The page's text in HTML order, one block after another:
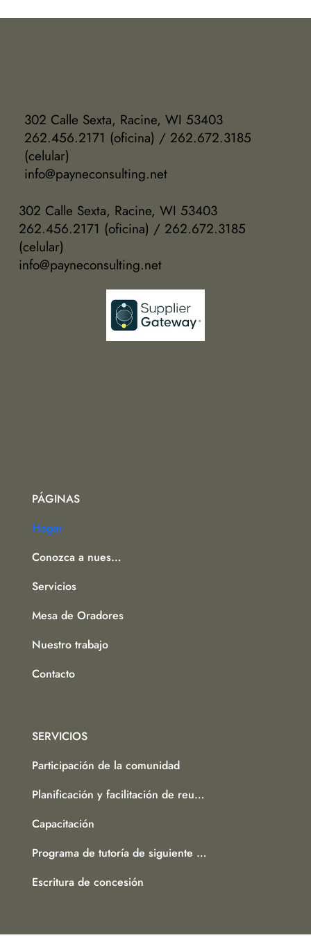
302 Calle Sexta, Racine, WI 53403
262.456.2171 (oficina) / 262.672.3185
(celular)
info@payneconsulting.net
302 Calle Sexta, Racine, WI 53403
262.456.2171 (oficina) / 262.672.3185
(celular)
info@payneconsulting.net
PÁGINAS
Hogar
Conozca a nuestro equipo
Servicios
Mesa de Oradores
Nuestro trabajo
Contacto
SERVICIOS
Participación de la comunidad
Planificación y facilitación de reuniones
Capacitación
Programa de tutoría de siguiente nivel
Escritura de concesión